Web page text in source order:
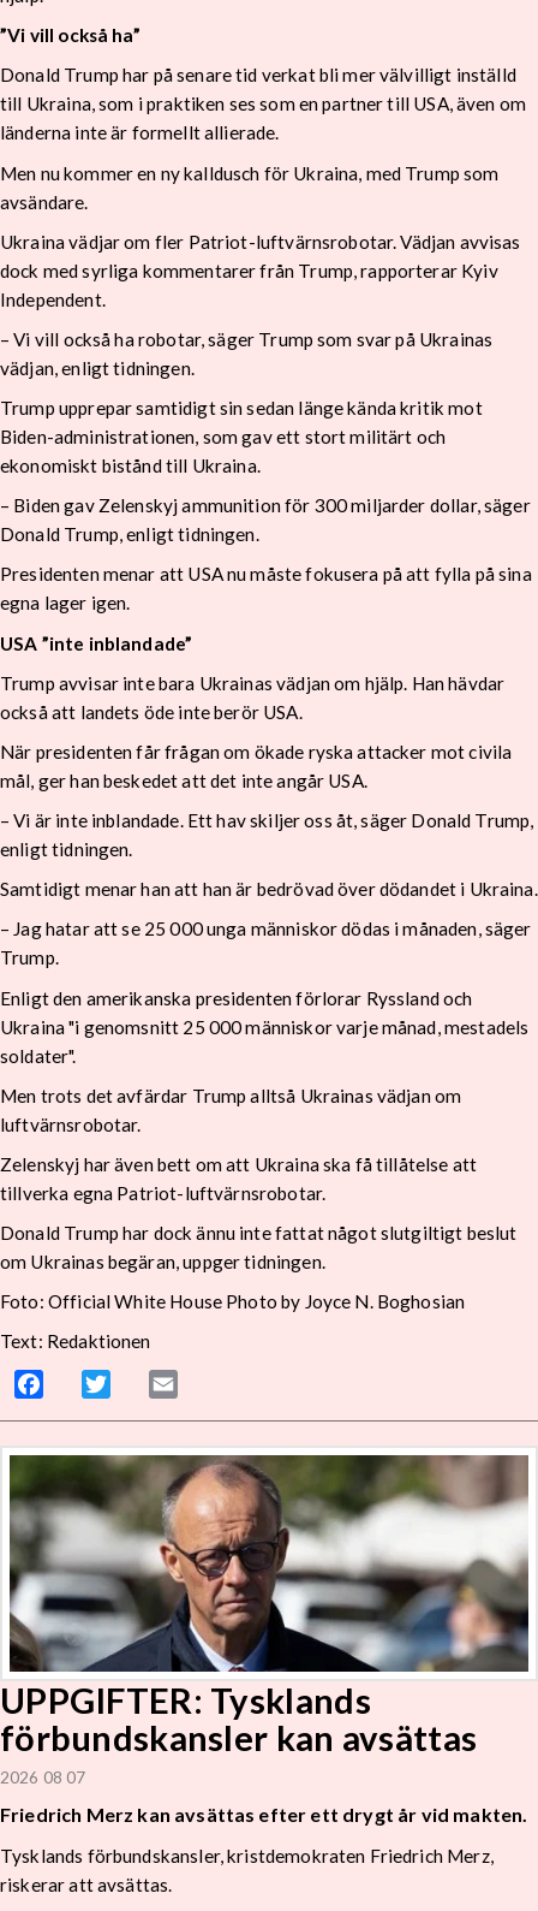
”Vi vill också ha”
Donald Trump har på senare tid verkat bli mer välvilligt inställd
till Ukraina, som i praktiken ses som en partner till USA, även om
länderna inte är formellt allierade.
Men nu kommer en ny kalldusch för Ukraina, med Trump som
avsändare.
Ukraina vädjar om fler Patriot-luftvärnsrobotar. Vädjan avvisas
dock med syrliga kommentarer från Trump, rapporterar Kyiv
Independent.
– Vi vill också ha robotar, säger Trump som svar på Ukrainas
vädjan, enligt tidningen.
Trump upprepar samtidigt sin sedan länge kända kritik mot
Biden-administrationen, som gav ett stort militärt och
ekonomiskt bistånd till Ukraina.
– Biden gav Zelenskyj ammunition för 300 miljarder dollar, säger
Donald Trump, enligt tidningen.
Presidenten menar att USA nu måste fokusera på att fylla på sina
egna lager igen.
USA ”inte inblandade”
Trump avvisar inte bara Ukrainas vädjan om hjälp. Han hävdar
också att landets öde inte berör USA.
När presidenten får frågan om ökade ryska attacker mot civila
mål, ger han beskedet att det inte angår USA.
– Vi är inte inblandade. Ett hav skiljer oss åt, säger Donald Trump,
enligt tidningen.
Samtidigt menar han att han är bedrövad över dödandet i Ukraina.
– Jag hatar att se 25 000 unga människor dödas i månaden, säger
Trump.
Enligt den amerikanska presidenten förlorar Ryssland och
Ukraina "i genomsnitt 25 000 människor varje månad, mestadels
soldater".
Men trots det avfärdar Trump alltså Ukrainas vädjan om
luftvärnsrobotar.
Zelenskyj har även bett om att Ukraina ska få tillåtelse att
tillverka egna Patriot-luftvärnsrobotar.
Donald Trump har dock ännu inte fattat något slutgiltigt beslut
om Ukrainas begäran, uppger tidningen.
Foto: Official White House Photo by Joyce N. Boghosian
Text: Redaktionen
Facebook Twitter
UPPGIFTER: Tysklands
förbundskansler kan avsättas
2026 08 07
Friedrich Merz kan avsättas efter ett drygt år vid makten.
Tysklands förbundskansler, kristdemokraten Friedrich Merz,
riskerar att avsättas.